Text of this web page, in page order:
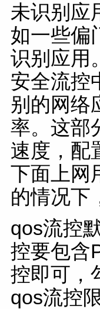
未识别应
如一些偏
识别应用
安全流控
别的网络
率。这部
速度，配
下面上网
的情况下
qos流控
控要包含
控即可，
qos流控